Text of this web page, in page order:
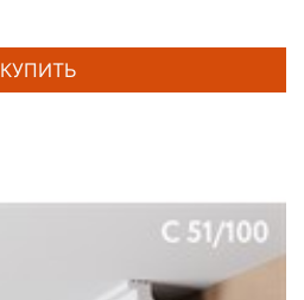
КУПИТЬ